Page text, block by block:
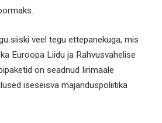
siiski veel tegu ettepanekuga, mis
Euroopa Liidu ja Rahvusvahelise
on seadnud Iirimaale
iseseisva majanduspoliitika